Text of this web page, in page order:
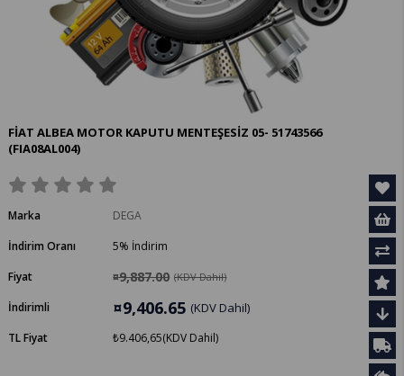
FİAT ALBEA MOTOR KAPUTU MENTEŞESİZ 05- 51743566
(FIA08AL004)
Marka
DEGA
İndirim Oranı
%
5
İndirim
Fiyat
¤9,887.00 (KDV Dahil)
İndirimli ¤9,406.65 (KDV Dahil)
TL Fiyat ₺9.406,65(KDV Dahil)